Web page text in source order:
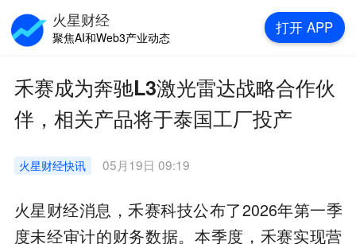
禾赛成为奔驰L3激光雷达战略合作伙
伴，相关产品将于泰国工厂投产
火星财经快讯 05月19日 09:19
火星财经消息，禾赛科技公布了2026年第一季
度未经审计的财务数据。本季度，禾赛实现营
火星财经
聚焦AI和Web3产业动态
打开 APP